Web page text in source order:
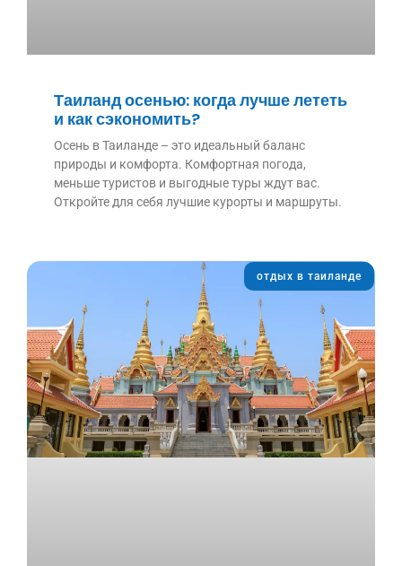
Таиланд осенью: когда лучше лететь
и как сэкономить?
Осень в Таиланде – это идеальный баланс
природы и комфорта. Комфортная погода,
меньше туристов и выгодные туры ждут вас.
Откройте для себя лучшие курорты и маршруты.
отдых в таиланде